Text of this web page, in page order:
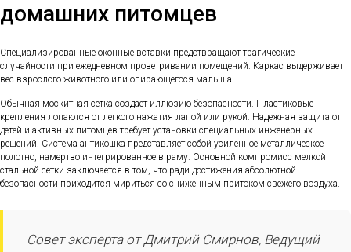
домашних питомцев
Специализированные оконные вставки предотвращают трагические
случайности при ежедневном проветривании помещений. Каркас выдерживает
вес взрослого животного или опирающегося малыша.
Обычная москитная сетка создает иллюзию безопасности. Пластиковые
крепления лопаются от легкого нажатия лапой или рукой. Надежная защита от
детей и активных питомцев требует установки специальных инженерных
решений. Система антикошка представляет собой усиленное металлическое
полотно, намертво интегрированное в раму. Основной компромисс мелкой
стальной сетки заключается в том, что ради достижения абсолютной
безопасности приходится мириться со сниженным притоком свежего воздуха.
Совет эксперта от Дмитрий Смирнов, Ведущий